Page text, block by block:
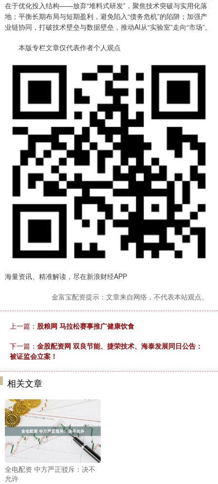
在于优化投入结构——放弃“堆料式研发”，聚焦技术突破与实用化落
地；平衡长期布局与短期盈利，避免陷入“债务危机”的陷阱；加强产
业链协同，打破技术壁垒与数据壁垒，推动AI从“实验室”走向“市场”。
本版专栏文章仅代表作者个人观点
海量资讯、精准解读，尽在新浪财经APP
金富宝配资提示：文章来自网络，不代表本站观点。
上一篇： 股粮网 马拉松赛事推广健康饮食
下一篇： 金股配资网 双良节能、捷荣技术、海泰发展同日公告：
被证监会立案！
相关文章
全电配资 中方严正驳斥：决不
允许